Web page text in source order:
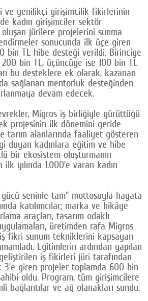
ve yenilikçi girişimcilik fikirlerinin
kadın girişimciler sektör
jürilere projelerini sunma
sonucunda ilk üçe giren
bin TL hibe desteği verildi. Birinciye
bin TL, üçüncüye ise 100 bin TL
bu desteklere ek olarak, kazanan
sağlanan mentorluk desteğinden
devam edecek.
Migros iş birliğiyle yürüttüğü
projesinin ilk dönemini geride
tarım alanlarında faaliyet gösteren
duyan kadınlara eğitim ve hibe
bir ekosistem oluşturmanın
ilk yılında 1.000’e varan kadın
gücü seninle tam” mottosuyla hayata
katılımcılar; marka ve hikâye
araçları, tasarım odaklı
üretimden rafa Migros
fikri sunum tekniklerini kapsayan
Eğitimlerin ardından yapılan
iş fikirleri jüri tarafından
giren projeler toplamda 600 bin
oldu. Program, tüm girişimcilere
bağlantılar ve ağ olanakları sundu.